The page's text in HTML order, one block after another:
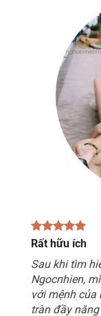
Rất hữu ích
Sau khi tìm
Ngocnhien,
với mệnh
tràn đầy